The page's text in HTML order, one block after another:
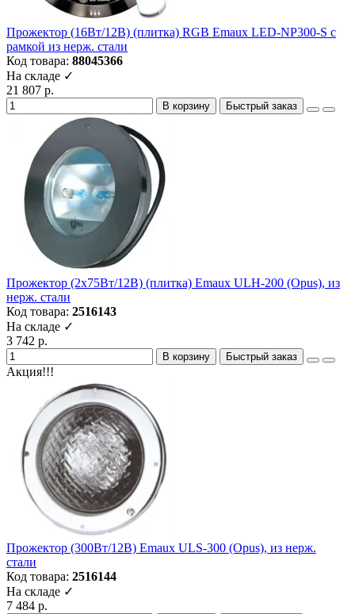
Прожектор (16Вт/12В) (плитка) RGB Emaux LED-NP300-S с
рамкой из нерж. стали
Код товара: 88045366
На складе ✓
21 807 р.
В корзину Быстрый заказ
Прожектор (2х75Вт/12В) (плитка) Emaux ULH-200 (Opus), из
нерж. стали
Код товара: 2516143
На складе ✓
3 742 р.
В корзину Быстрый заказ
Акция!!!
Прожектор (300Вт/12В) Emaux ULS-300 (Opus), из нерж.
стали
Код товара: 2516144
На складе ✓
7 484 р.